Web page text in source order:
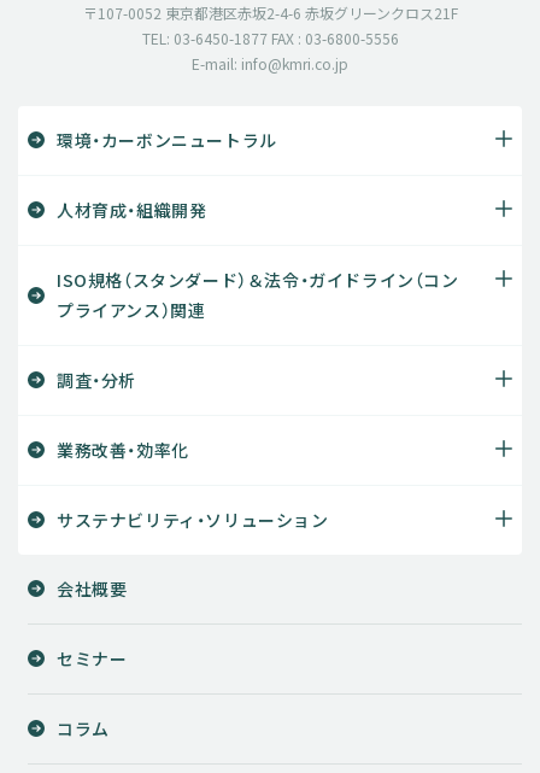
〒107-0052 東京都港区赤坂2-4-6 赤坂グリーンクロス21F
TEL: 03-6450-1877 FAX : 03-6800-5556
E-mail: info@kmri.co.jp
環境・カーボンニュートラル
人材育成・組織開発
ISO規格（スタンダード）＆法令・ガイドライン（コン
プライアンス）関連
調査・分析
業務改善・効率化
サステナビリティ・ソリューション
会社概要
セミナー
コラム